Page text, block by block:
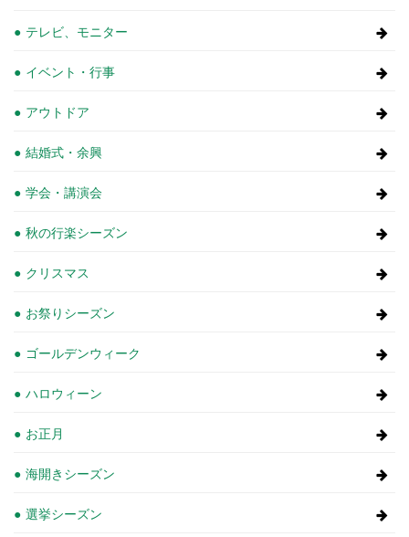
テレビ、モニター
イベント・行事
アウトドア
結婚式・余興
学会・講演会
秋の行楽シーズン
クリスマス
お祭りシーズン
ゴールデンウィーク
ハロウィーン
お正月
海開きシーズン
選挙シーズン